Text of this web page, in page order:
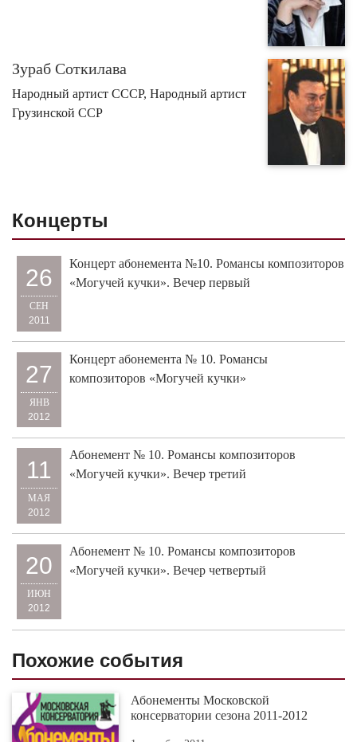
Зураб Соткилава
Народный артист СССР, Народный артист
Грузинской ССР
Концерты
26
СЕН
2011
Концерт абонемента №10. Романсы композиторов
«Могучей кучки». Вечер первый
27
ЯНВ
2012
Концерт абонемента № 10. Романсы
композиторов «Могучей кучки»
11
МАЯ
2012
Абонемент № 10. Романсы композиторов
«Могучей кучки». Вечер третий
20
ИЮН
2012
Абонемент № 10. Романсы композиторов
«Могучей кучки». Вечер четвертый
Похожие события
Абонементы Московской
консерватории сезона 2011-2012